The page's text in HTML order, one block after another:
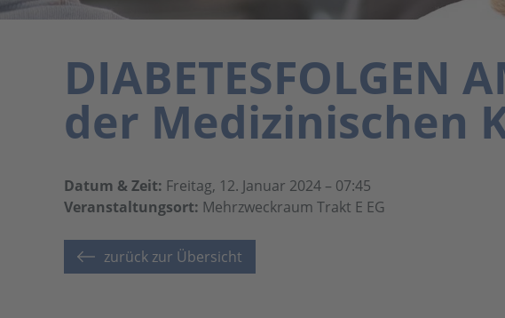
der Medizinischen
Datum & Zeit: Freitag, 12. Januar 2024 – 07:45
Veranstaltungsort: Mehrzweckraum Trakt E EG
zurück zur Übersicht